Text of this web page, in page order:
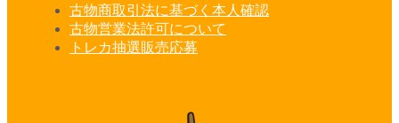
古物商取引法に基づく本人確認
古物営業法許可について
トレカ抽選販売応募